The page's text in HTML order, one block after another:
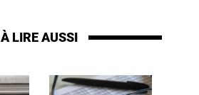
À LIRE AUSSI